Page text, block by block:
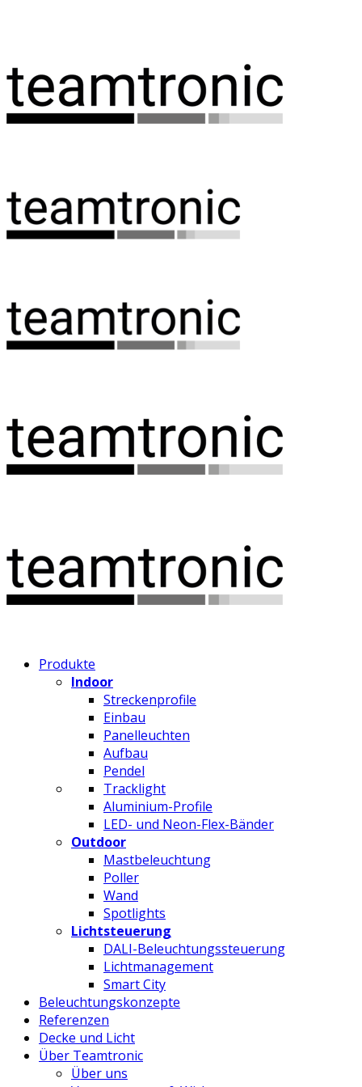
Produkte
Indoor
Streckenprofile
Einbau
Panelleuchten
Aufbau
Pendel
Tracklight
Aluminium-Profile
LED- und Neon-Flex-Bänder
Outdoor
Mastbeleuchtung
Poller
Wand
Spotlights
Lichtsteuerung
DALI-Beleuchtungssteuerung
Lichtmanagement
Smart City
Beleuchtungskonzepte
Referenzen
Decke und Licht
Über Teamtronic
Über uns